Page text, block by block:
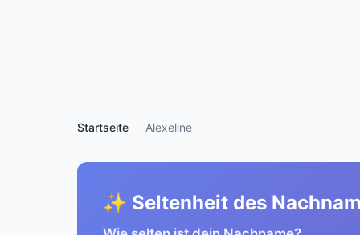
Startseite Alexeline
✨ Seltenheit des